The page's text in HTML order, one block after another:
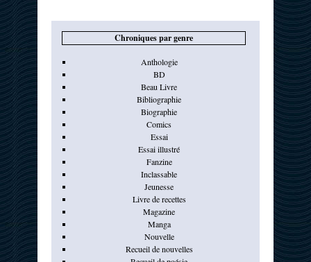
Chroniques par genre
Anthologie
BD
Beau Livre
Bibliographie
Biographie
Comics
Essai
Essai illustré
Fanzine
Inclassable
Jeunesse
Livre de recettes
Magazine
Manga
Nouvelle
Recueil de nouvelles